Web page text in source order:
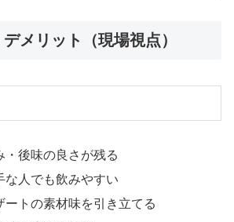
メリット（現場視点）
・後味の良さが残る
な人でも飲みやすい
ートの素材味を引き立てる